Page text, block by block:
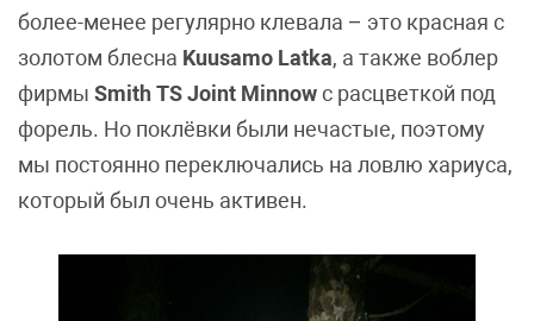
более-менее регулярно клевала – это красная с
золотом блесна Kuusamo Latka, а также воблер
фирмы Smith TS Joint Minnowс расцветкой под
форель. Но поклёвки были нечастые, поэтому
мы постоянно переключались на ловлю хариуса,
который был очень активен.